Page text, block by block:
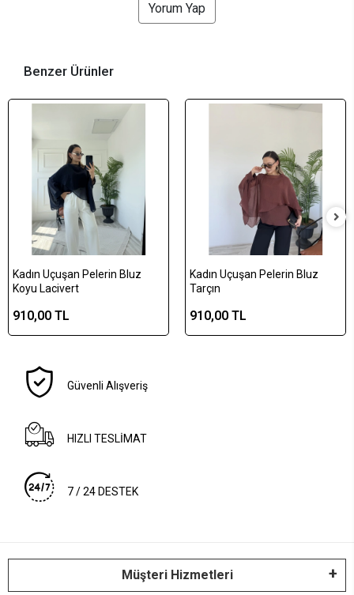
Yorum Yap
Benzer Ürünler
Kadın Uçuşan Pelerin Bluz
Koyu Lacivert
910,00 TL
Kadın Uçuşan Pelerin Bluz
Tarçın
910,00 TL
Güvenli Alışveriş
HIZLI TESLİMAT
7 / 24 DESTEK
Müşteri Hizmetleri